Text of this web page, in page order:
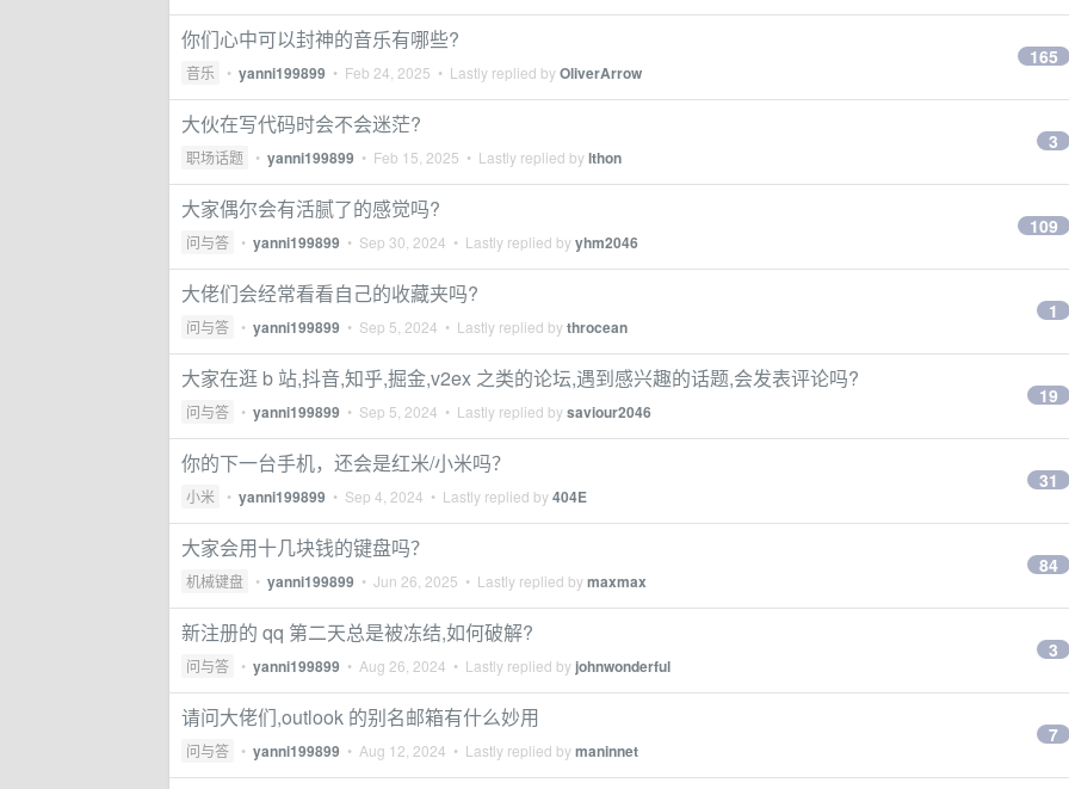
你们心中可以封神的音乐有哪些?
音乐 • yanni199899 • Feb 24, 2025 • Lastly replied byOliverArrow
165
大伙在写代码时会不会迷茫?
职场话题 • yanni199899 • Feb 15, 2025 • Lastly replied bylthon
3
大家偶尔会有活腻了的感觉吗?
问与答 • yanni199899 • Sep 30, 2024 • Lastly replied byyhm2046
109
大佬们会经常看看自己的收藏夹吗?
问与答 • yanni199899 • Sep 5, 2024 • Lastly replied bythrocean
1
大家在逛 b 站,抖音,知乎,掘金,v2ex 之类的论坛,遇到感兴趣的话题,会发表评论吗?
问与答 • yanni199899 • Sep 5, 2024 • Lastly replied bysaviour2046
19
你的下一台手机，还会是红米/小米吗？
小米 • yanni199899 • Sep 4, 2024 • Lastly replied by404E
31
大家会用十几块钱的键盘吗？
机械键盘 • yanni199899 • Jun 26, 2025 • Lastly replied bymaxmax
84
新注册的 qq 第二天总是被冻结,如何破解?
问与答 • yanni199899 • Aug 26, 2024 • Lastly replied by johnwonderful
3
请问大佬们,outlook 的别名邮箱有什么妙用
问与答 • yanni199899 • Aug 12, 2024 • Lastly replied bymaninnet
7